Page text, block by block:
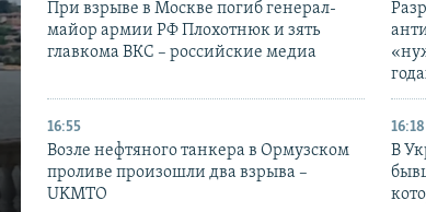
При взрыве в Москве погиб генерал-
майор армии РФ Плохотнюк и зять
главкома ВКС – российские медиа
16:55
Возле нефтяного танкера в Ормузском
проливе произошли два взрыва –
UKMTO
16:18
В